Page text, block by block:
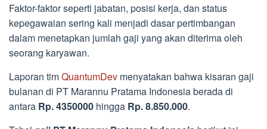
Faktor-faktor seperti jabatan, posisi kerja, dan status
kepegawaian sering kali menjadi dasar pertimbangan
dalam menetapkan jumlah gaji yang akan diterima oleh
seorang karyawan.
Laporan timQuantumDev menyatakan bahwa kisaran gaji
bulanan di PT Marannu Pratama Indonesia berada di
antara Rp. 4350000 hingga Rp. 8.850.000.